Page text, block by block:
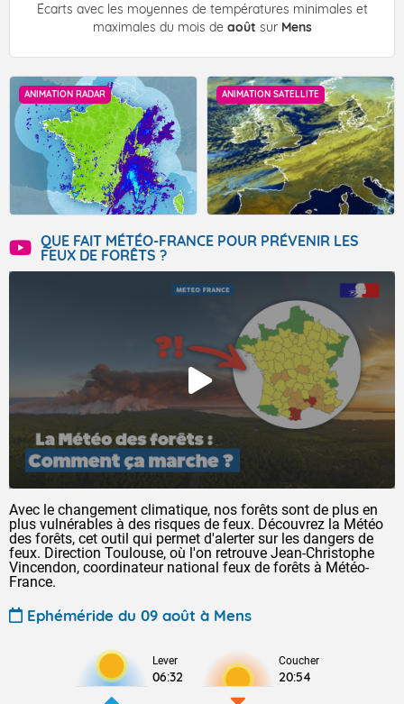
Écarts avec les moyennes de températures minimales et
maximales du mois de août sur Mens
ANIMATION RADAR ANIMATION SATELLITE
QUE FAIT MÉTÉO-FRANCE POUR PRÉVENIR LES
FEUX DE FORÊTS ?
Avec le changement climatique, nos forêts sont de plus en
plus vulnérables à des risques de feux. Découvrez la Météo
des forêts, cet outil qui permet d'alerter sur les dangers de
feux. Direction Toulouse, où l'on retrouve Jean-Christophe
Vincendon, coordinateur national feux de forêts à Météo-
France.
Ephéméride du 09 août à Mens
Lever
06:32
Coucher
20:54